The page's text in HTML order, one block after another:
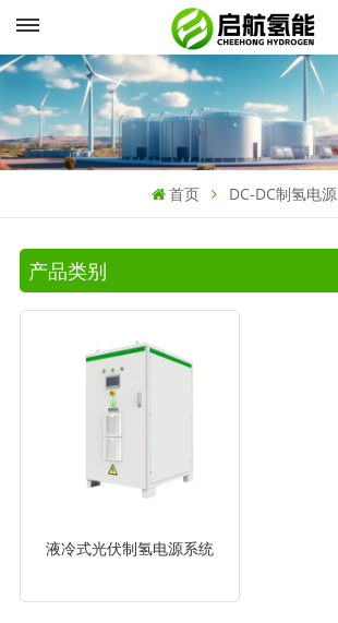
首页 DC-DC制氢电源
产品类别
液冷式光伏制氢电源系统